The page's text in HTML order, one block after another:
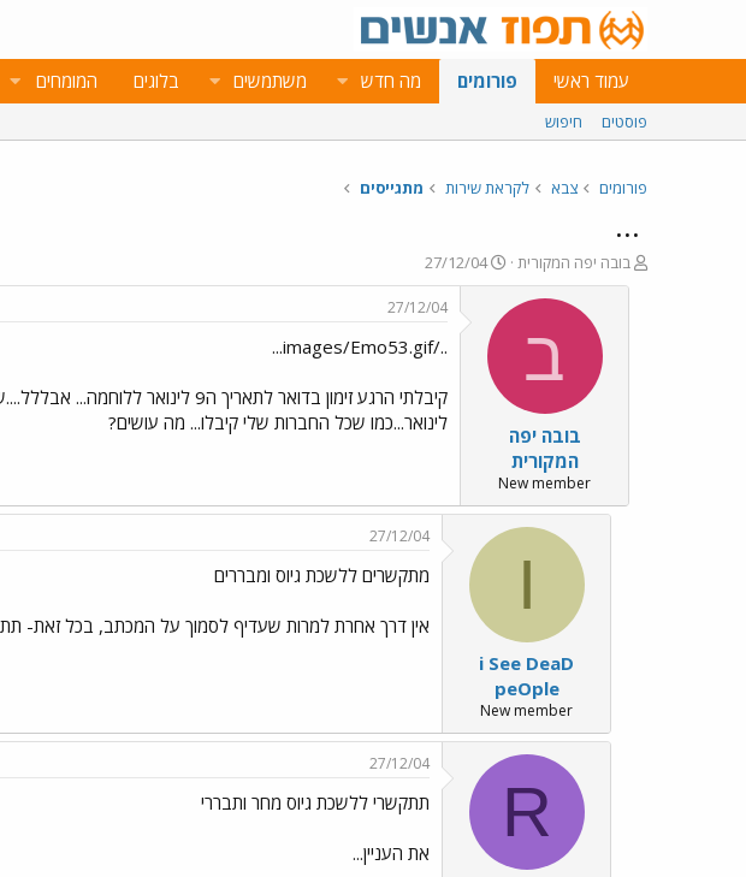
עמוד ראשי פורומים מה חדש משתמשים בלוגים המומחים
פוסטים חיפוש
פורומים צבא לקראת שירות מתגייסים
...
פ
ו
בובה יפה המקורית
פ
ו
ם
ב
27/12/04
ב
בובה יפה
המקורית
New member
27/12/04
../images/Emo53.gif...
לינואר...כמו שכל החברות שלי קיבלו... מה עושים?
I
i See DeaD
peOple
New member
27/12/04
מתקשרים ללשכת גיוס ומבררים
אין דרך אחרת למרות שעדיף לסמוך על המכתב, בכל זאת-
R
27/12/04
תתקשרי ללשכת גיוס מחר ותבררי
את העניין...